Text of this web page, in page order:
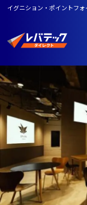
イグニション・ポイントフ